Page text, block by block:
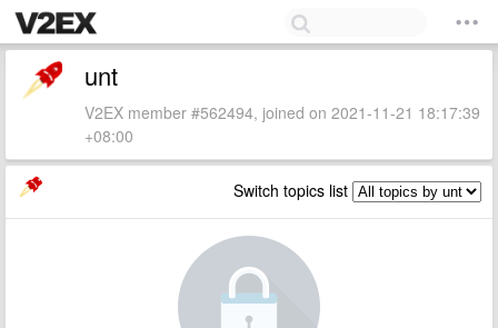
unt
V2EX member #562494, joined on 2021-11-21 18:17:39
+08:00
Switch topics list